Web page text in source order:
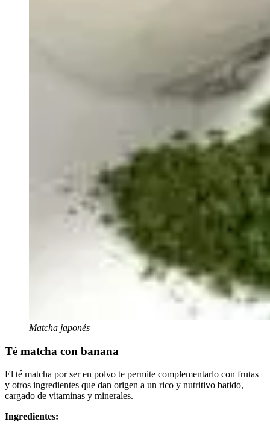
Matcha japonés
Té matcha con banana
El té matcha por ser en polvo te permite complementarlo con frutas
y otros ingredientes que dan origen a un rico y nutritivo batido,
cargado de vitaminas y minerales.
Ingredientes: